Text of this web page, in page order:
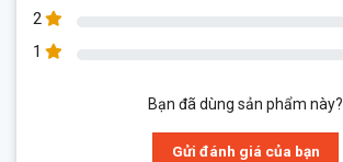
2
1
Bạn đã dùng sản phẩm này?
Gửi đánh giá của bạn